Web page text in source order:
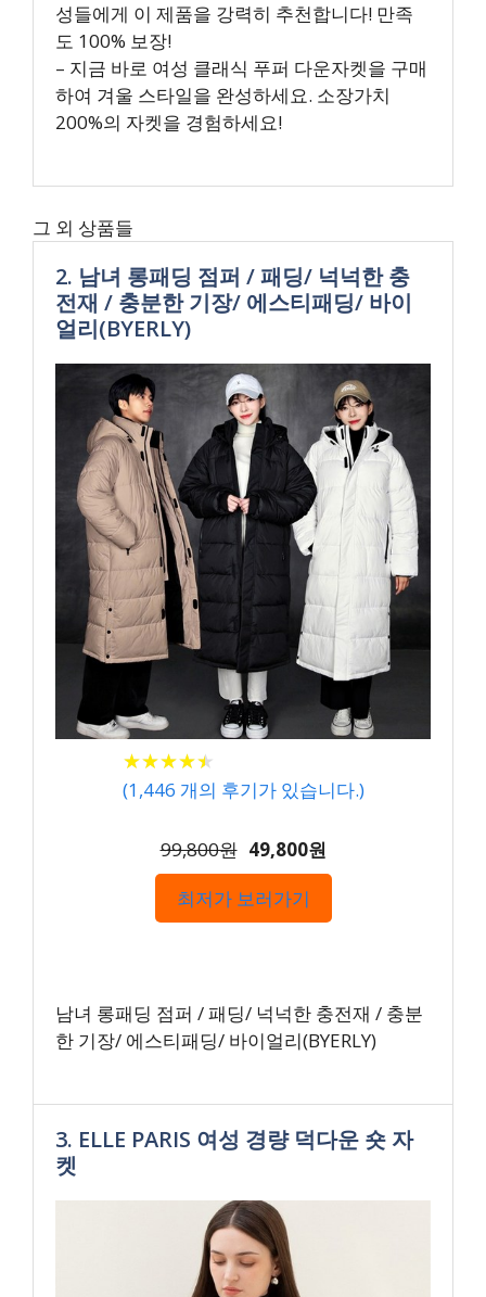
성들에게 이 제품을 강력히 추천합니다! 만족
도 100% 보장!
– 지금 바로 여성 클래식 푸퍼 다운자켓을 구매
하여 겨울 스타일을 완성하세요. 소장가치
200%의 자켓을 경험하세요!
그 외 상품들
2. 남녀 롱패딩 점퍼 / 패딩/ 넉넉한 충
전재 / 충분한 기장/ 에스티패딩/ 바이
얼리(BYERLY)
★★★★★
★★★★★
(1,446 개의 후기가 있습니다.)
99,800원 49,800원
최저가 보러가기
남녀 롱패딩 점퍼 / 패딩/ 넉넉한 충전재 / 충분
한 기장/ 에스티패딩/ 바이얼리(BYERLY)
3. ELLE PARIS 여성 경량 덕다운 숏 자
켓